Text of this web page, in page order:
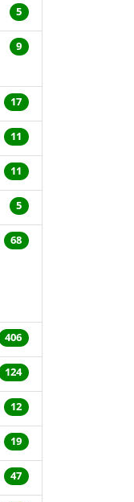
5
9
17
11
11
5
68
406
124
12
19
47